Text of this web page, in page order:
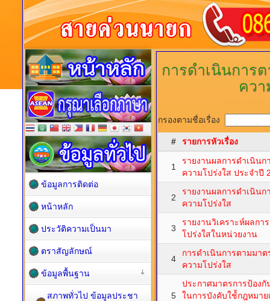
การดำเนินการ
ควา
กรองตามชื่อเรื่อง
# รายการหัวเรื่อง
1
รายงานผลการดำเนิน
ความโปร่งใส ประจำปี
2
รายงานผลการดำเนิน
ความโปร่งใส
3
รายงานวิเคราะห์ผลก
โปร่งใสในหน่วยงาน
4
การดำเนินการตามมา
ความโปร่งใส
5
ประกาศมาตรการป้อง
ในการบังคับใช้้กฎหมา
ข้อมูลการติดต่อ
หน้าหลัก
ประวัติความเป็นมา
ตราสัญลักษณ์
ข้อมูลพื้นฐาน
สภาพทั่วไป ข้อมูลประชา